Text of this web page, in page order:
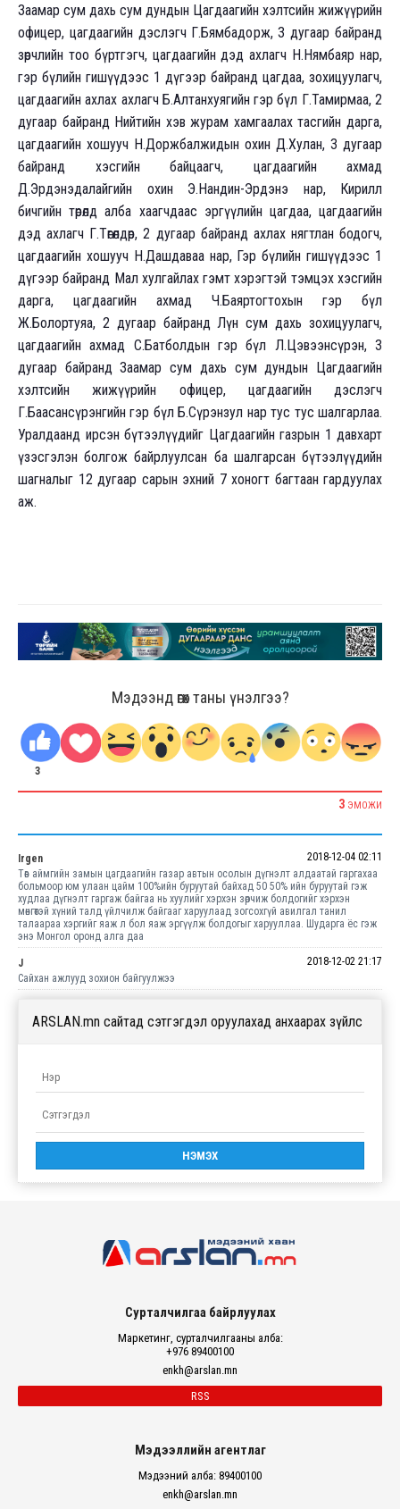
Заамар сум дахь сум дундын Цагдаагийн хэлтсийн жижүүрийн
офицер, цагдаагийн дэслэгч Г.Бямбадорж, 3 дугаар байранд
зөрчлийн тоо бүртгэгч, цагдаагийн дэд ахлагч Н.Нямбаяр нар,
гэр бүлийн гишүүдээс 1 дүгээр байранд цагдаа, зохицуулагч,
цагдаагийн ахлах ахлагч Б.Алтанхуягийн гэр бүл Г.Тамирмаа, 2
дугаар байранд Нийтийн хэв журам хамгаалах тасгийн дарга,
цагдаагийн хошууч Н.Доржбалжидын охин Д.Хулан, 3 дугаар
байранд хэсгийн байцаагч, цагдаагийн ахмад
Д.Эрдэнэдалайгийн охин Э.Нандин-Эрдэнэ нар, Кирилл
бичгийн төрөлд алба хаагчдаас эргүүлийн цагдаа, цагдаагийн
дэд ахлагч Г.Төгөлдөр, 2 дугаар байранд ахлах нягтлан бодогч,
цагдаагийн хошууч Н.Дашдаваа нар, Гэр бүлийн гишүүдээс 1
дүгээр байранд Мал хулгайлах гэмт хэрэгтэй тэмцэх хэсгийн
дарга, цагдаагийн ахмад Ч.Баяртогтохын гэр бүл
Ж.Болортуяа, 2 дугаар байранд Лүн сум дахь зохицуулагч,
цагдаагийн ахмад С.Батболдын гэр бүл Л.Цэвээнсүрэн, 3
дугаар байранд Заамар сум дахь сум дундын Цагдаагийн
хэлтсийн жижүүрийн офицер, цагдаагийн дэслэгч
Г.Баасансүрэнгийн гэр бүл Б.Сүрэнзул нар тус тус шалгарлаа.
Уралдаанд ирсэн бүтээлүүдийг Цагдаагийн газрын 1 давхарт
үзэсгэлэн болгож байрлуулсан ба шалгарсан бүтээлүүдийн
шагналыг 12 дугаар сарын эхний 7 хоногт багтаан гардуулах
аж.
Мэдээнд өгөх таны үнэлгээ?
3
3 ЭМОЖИ
Irgen
2018-12-04 02:11
Төв аймгийн замын цагдаагийн газар автын осолын дүгнэлт алдаатай гаргахаа
больмоор юм улаан цайм 100%ийн буруутай байхад 50 50% ийн буруутай гэж
худлаа дүгнэлт гаргаж байгаа нь хуулийг хэрхэн зөрчиж болдогийг хэрхэн
мөнгөтэй хүний талд үйлчилж байгааг харуулаад зогсохгүй авилгал танил
талаараа хэргийг яаж л бол яаж эргүүлж болдогыг харууллаа. Шударга ёс гэж
энэ Монгол оронд алга даа
J
2018-12-02 21:17
Сайхан ажлууд зохион байгуулжээ
ARSLAN.mn сайтад сэтгэгдэл оруулахад анхаарах зүйлс
Сурталчилгаа байрлуулах
Маркетинг, сурталчилгааны алба:
+976 89400100
enkh@arslan.mn
RSS
Мэдээллийн агентлаг
Мэдээний алба: 89400100
enkh@arslan.mn